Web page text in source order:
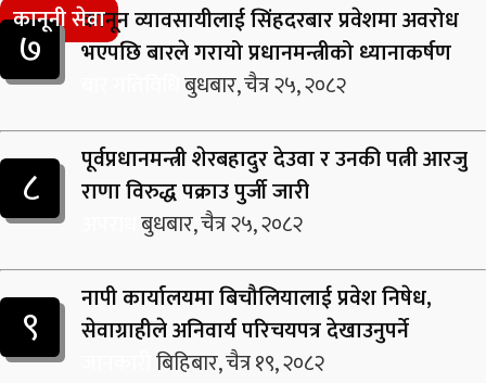
कानूनी सेवा
७
कानून व्यावसायीलाई सिंहदरबार प्रवेशमा अवरोध
भएपछि बारले गरायो प्रधानमन्त्रीको ध्यानाकर्षण
बुधबार, चैत्र २५, २०८२
८
पूर्वप्रधानमन्त्री शेरबहादुर देउवा र उनकी पत्नी आरजु
राणा विरुद्ध पक्राउ पुर्जी जारी
बुधबार, चैत्र २५, २०८२
९
नापी कार्यालयमा बिचौलियालाई प्रवेश निषेध,
सेवाग्राहीले अनिवार्य परिचयपत्र देखाउनुपर्ने
बिहिबार, चैत्र १९, २०८२